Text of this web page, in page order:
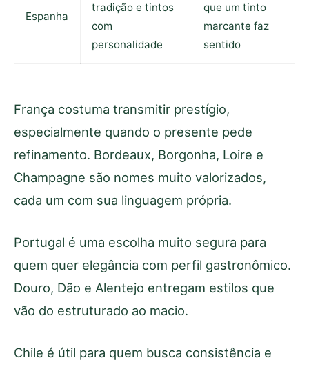
Espanha
tradição e tintos
com
personalidade
que um tinto
marcante faz
sentido
França costuma transmitir prestígio,
especialmente quando o presente pede
refinamento. Bordeaux, Borgonha, Loire e
Champagne são nomes muito valorizados,
cada um com sua linguagem própria.
Portugal é uma escolha muito segura para
quem quer elegância com perfil gastronômico.
Douro, Dão e Alentejo entregam estilos que
vão do estruturado ao macio.
Chile é útil para quem busca consistência e